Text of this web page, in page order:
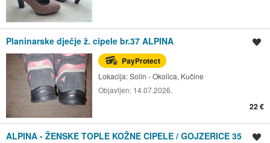
Planinarske dječje ž. cipele br.37 ALPINA
PayProtect
Lokacija:Solin - Okolica, Kučine
Objavljen: 14.07.2026.
22 €
ALPINA - ŽENSKE TOPLE KOŽNE CIPELE / GOJZERICE 35